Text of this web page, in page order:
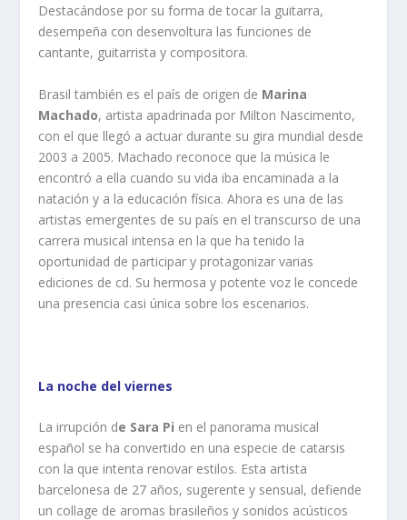
Destacándose por su forma de tocar la guitarra,
desempeña con desenvoltura las funciones de
cantante, guitarrista y compositora.
Brasil también es el país de origen de Marina
Machado, artista apadrinada por Milton Nascimento,
con el que llegó a actuar durante su gira mundial desde
2003 a 2005. Machado reconoce que la música le
encontró a ella cuando su vida iba encaminada a la
natación y a la educación física. Ahora es una de las
artistas emergentes de su país en el transcurso de una
carrera musical intensa en la que ha tenido la
oportunidad de participar y protagonizar varias
ediciones de cd. Su hermosa y potente voz le concede
una presencia casi única sobre los escenarios.
La noche del viernes
La irrupción de Sara Pi en el panorama musical
español se ha convertido en una especie de catarsis
con la que intenta renovar estilos. Esta artista
barcelonesa de 27 años, sugerente y sensual, defiende
un collage de aromas brasileños y sonidos acústicos